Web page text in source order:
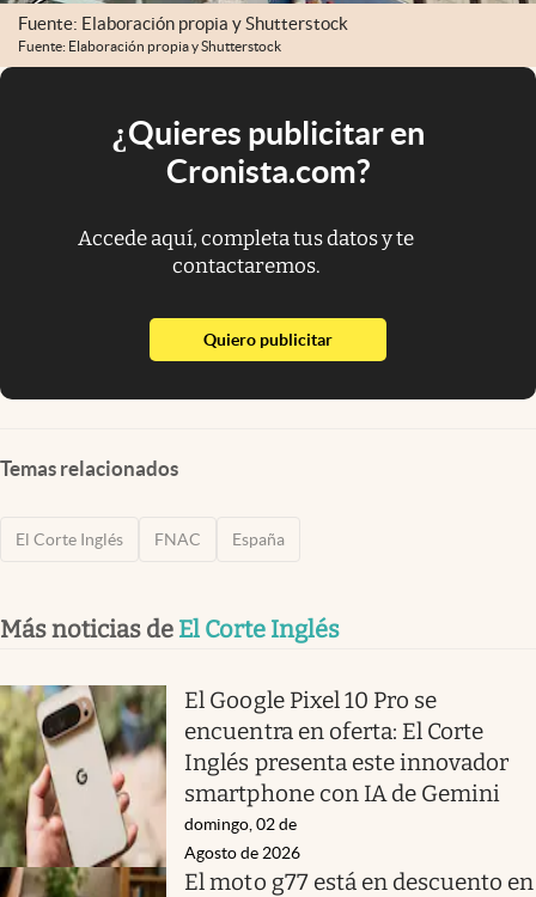
Fuente: Elaboración propia y Shutterstock
Fuente: Elaboración propia y Shutterstock
¿Quieres publicitar en
Cronista.com?
Accede aquí, completa tus datos y te
contactaremos.
Quiero publicitarabre en nueva pestaña
Temas relacionados
El Corte Inglés FNAC España
Más noticias de El Corte Inglés
El Google Pixel 10 Pro se
encuentra en oferta: El Corte
Inglés presenta este innovador
smartphone con IA de Gemini
domingo, 02 de
Agosto de 2026
El moto g77 está en descuento en